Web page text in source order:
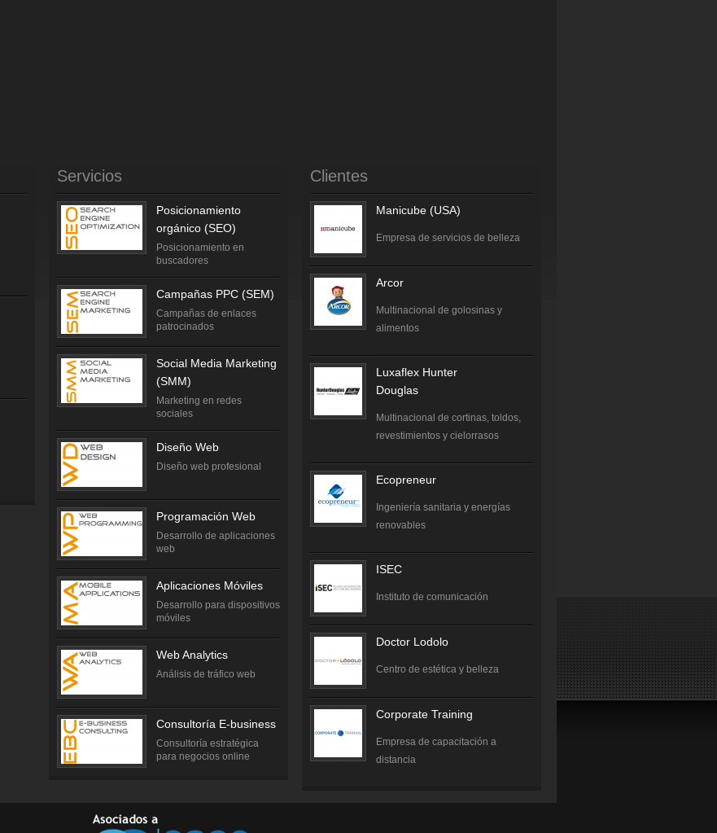
Servicios
Posicionamiento
orgánico (SEO)
Posicionamiento en
buscadores
Campañas PPC (SEM)
Campañas de enlaces
patrocinados
Social Media Marketing
(SMM)
Marketing en redes
sociales
Diseño Web
Diseño web profesional
Programación Web
Desarrollo de aplicaciones
web
Aplicaciones Móviles
Desarrollo para dispositivos
móviles
Web Analytics
Análisis de tráfico web
Consultoría E-business
Consultoría estratégica
para negocios online
Clientes
Manicube (USA)
Empresa de servicios de belleza
Arcor
Multinacional de golosinas y
alimentos
Luxaflex Hunter
Douglas
Multinacional de cortinas, toldos,
revestimientos y cielorrasos
Ecopreneur
Ingeniería sanitaria y energías
renovables
ISEC
Instituto de comunicación
Doctor Lodolo
Centro de estética y belleza
Corporate Training
Empresa de capacitación a
distancia